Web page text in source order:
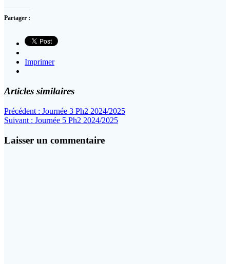
Partager :
Imprimer
Articles similaires
Navigation
de
l’article
Précédent : Article
précédent
Journée 3 Ph2 2024/2025
Suivant : Article
Journée 5 Ph2 2024/2025
Laisser un commentaire